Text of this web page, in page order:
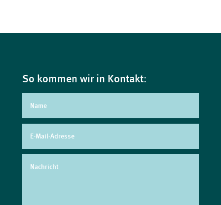
So kommen wir in Kontakt: